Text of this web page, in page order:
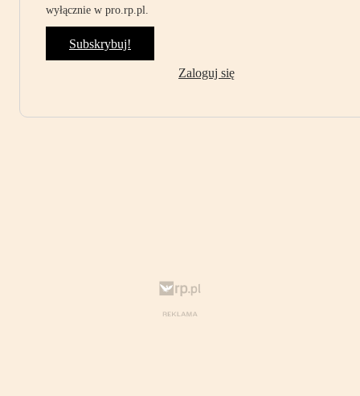
wyłącznie w pro.rp.pl.
Subskrybuj!
Zaloguj się